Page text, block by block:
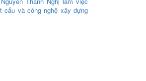
cấu và công nghệ xây dựng